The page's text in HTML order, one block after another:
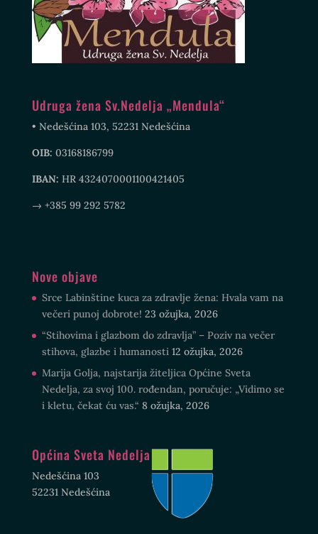
Udruga žena Sv.Nedelja „Mendula“
• Nedešćina 103, 52231 Nedešćina
OIB: 03168186799
IBAN: HR 4324070001100421405
→ +385 99 292 5782
Nove objave
Srce Labinštine kuca za zdravlje žena: Hvala vam na
večeri punoj dobrote! 23 ožujka, 2026
“Stihovima i glazbom do zdravlja” – Poziv na večer
stihova, glazbe i humanosti 12 ožujka, 2026
Marija Golja, najstarija žiteljica Općine Sveta
Nedelja, za svoj 100. rođendan, poručuje: „Vidimo se
i kletu, čekat ću vas.“ 8 ožujka, 2026
Općina Sveta Nedelja
Nedešćina 103
52231 Nedešćina